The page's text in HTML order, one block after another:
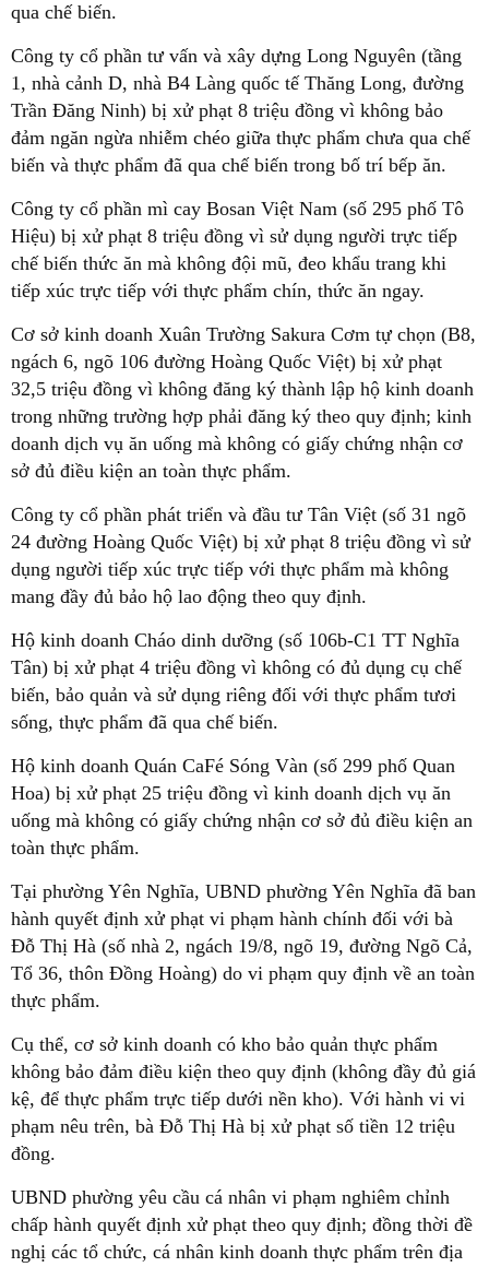
qua chế biến.
Công ty cổ phần tư vấn và xây dựng Long Nguyên (tầng
1, nhà cảnh D, nhà B4 Làng quốc tế Thăng Long, đường
Trần Đăng Ninh) bị xử phạt 8 triệu đồng vì không bảo
đảm ngăn ngừa nhiễm chéo giữa thực phẩm chưa qua chế
biến và thực phẩm đã qua chế biến trong bố trí bếp ăn.
Công ty cổ phần mì cay Bosan Việt Nam (số 295 phố Tô
Hiệu) bị xử phạt 8 triệu đồng vì sử dụng người trực tiếp
chế biến thức ăn mà không đội mũ, đeo khẩu trang khi
tiếp xúc trực tiếp với thực phẩm chín, thức ăn ngay.
Cơ sở kinh doanh Xuân Trường Sakura Cơm tự chọn (B8,
ngách 6, ngõ 106 đường Hoàng Quốc Việt) bị xử phạt
32,5 triệu đồng vì không đăng ký thành lập hộ kinh doanh
trong những trường hợp phải đăng ký theo quy định; kinh
doanh dịch vụ ăn uống mà không có giấy chứng nhận cơ
sở đủ điều kiện an toàn thực phẩm.
Công ty cổ phần phát triển và đầu tư Tân Việt (số 31 ngõ
24 đường Hoàng Quốc Việt) bị xử phạt 8 triệu đồng vì sử
dụng người tiếp xúc trực tiếp với thực phẩm mà không
mang đầy đủ bảo hộ lao động theo quy định.
Hộ kinh doanh Cháo dinh dưỡng (số 106b-C1 TT Nghĩa
Tân) bị xử phạt 4 triệu đồng vì không có đủ dụng cụ chế
biến, bảo quản và sử dụng riêng đối với thực phẩm tươi
sống, thực phẩm đã qua chế biến.
Hộ kinh doanh Quán CaFé Sóng Vàn (số 299 phố Quan
Hoa) bị xử phạt 25 triệu đồng vì kinh doanh dịch vụ ăn
uống mà không có giấy chứng nhận cơ sở đủ điều kiện an
toàn thực phẩm.
Tại phường Yên Nghĩa, UBND phường Yên Nghĩa đã ban
hành quyết định xử phạt vi phạm hành chính đối với bà
Đỗ Thị Hà (số nhà 2, ngách 19/8, ngõ 19, đường Ngõ Cả,
Tổ 36, thôn Đồng Hoàng) do vi phạm quy định về an toàn
thực phẩm.
Cụ thể, cơ sở kinh doanh có kho bảo quản thực phẩm
không bảo đảm điều kiện theo quy định (không đầy đủ giá
kệ, để thực phẩm trực tiếp dưới nền kho). Với hành vi vi
phạm nêu trên, bà Đỗ Thị Hà bị xử phạt số tiền 12 triệu
đồng.
UBND phường yêu cầu cá nhân vi phạm nghiêm chỉnh
chấp hành quyết định xử phạt theo quy định; đồng thời đề
nghị các tổ chức, cá nhân kinh doanh thực phẩm trên địa